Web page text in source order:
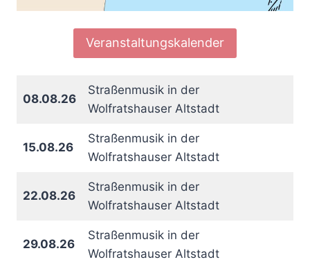
Veranstaltungskalender
08.08.26
Straßenmusik in der
Wolfratshauser Altstadt
15.08.26
Straßenmusik in der
Wolfratshauser Altstadt
22.08.26
Straßenmusik in der
Wolfratshauser Altstadt
29.08.26
Straßenmusik in der
Wolfratshauser Altstadt